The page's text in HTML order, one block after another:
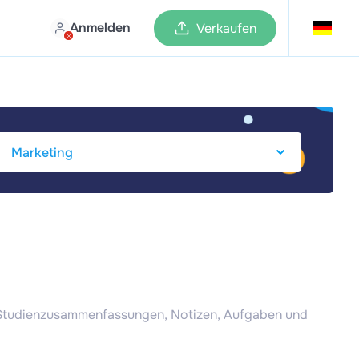
Anmelden Verkaufen
Notizen, Aufgaben und